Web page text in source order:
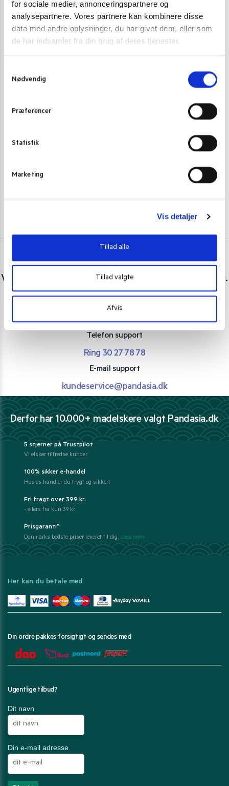
for sociale medier, annonceringspartnere og
analysepartnere. Vores partnere kan kombinere disse
data med andre oplysninger, du har givet dem, eller som
de har indsamlet fra din brug af deres tjenester.
Nødvendig
Præferencer
Statistik
Marketing
Vis detaljer
Tillad alle
Tillad valgte
Afvis
52,00
SOJASAUCE
700 ml
48,00
Har du spørgsmål eller brug for hjælp?
Vi er lige her. Kundeservice sidder klar til at hjælpe dig.
Personlig rådgivning med et smil
Vi guider dig igennem asiatisk mad
Telefon support
Ring 30 27 78 78
E-mail support
kundeservice@pandasia.dk
Derfor har 10.000+ madelskere valgt Pandasia.dk
5 stjerner på Trustpilot
Vi elsker tilfredse kunder
100% sikker e-handel
Hos os handler du trygt og sikkert
Fri fragt over 399 kr.
- ellers fra kun 39 kr.
Prisgaranti*
Danmarks bedste priser leveret til dig. Læs mere
Her kan du betale med
Din ordre pakkes forsigtigt og sendes med
Ugentlige tilbud?
Dit navn
Din e-mail adresse